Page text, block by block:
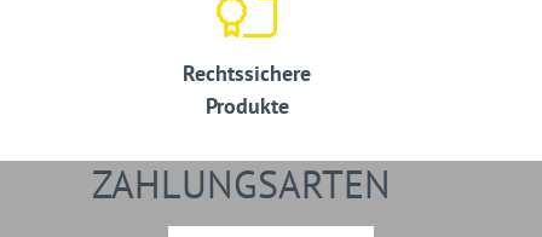
Rechtssichere
Produkte
ZAHLUNGSARTEN